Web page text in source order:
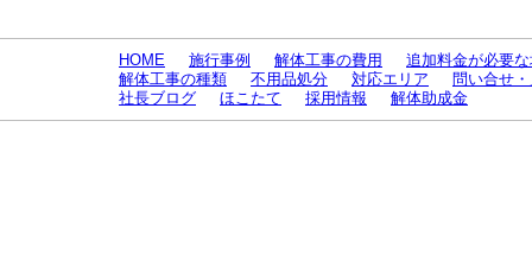
HOME 施行事例 解体工事の費用
追加料金が必要
解体工事の種類
不用品処分 対応エリア
問い合せ
社長ブログ
ほこたて 採用情報 解体助成金